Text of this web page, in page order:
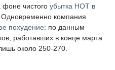
фоне чистого убытка НОТ в
Одновременно компания
похудение: по данным
работавших в конце марта
около 250-270.